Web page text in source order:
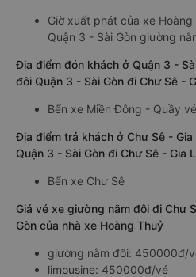
Giờ xuất phát của xe
Quận 3 - Sài Gòn giường
Địa điểm đón khách ở Quận 3 -
đôi Quận 3 - Sài Gòn đi Chư Sê -
Bến xe Miền Đông - Quầy
Địa điểm trả khách ở Chư Sê -
Quận 3 - Sài Gòn đi Chư Sê - Gia
Bến xe Chư Sê
Giá vé xe giường nằm đôi đi Chư
Gòn của nhà xe Hoàng Thuỷ
giường nằm đôi: 450000đ/
limousine: 450000đ/vé